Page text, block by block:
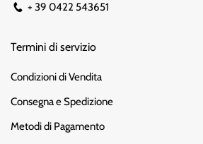
+ 39 0422 543651
Termini di servizio
Condizioni di Vendita
Consegna e Spedizione
Metodi di Pagamento